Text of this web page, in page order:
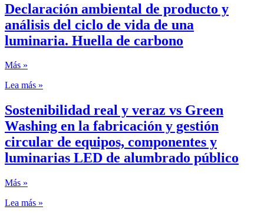
Declaración ambiental de producto y
análisis del ciclo de vida de una
luminaria. Huella de carbono
Más »
Lea más »
Sostenibilidad real y veraz vs Green
Washing en la fabricación y gestión
circular de equipos, componentes y
luminarias LED de alumbrado público
Más »
Lea más »